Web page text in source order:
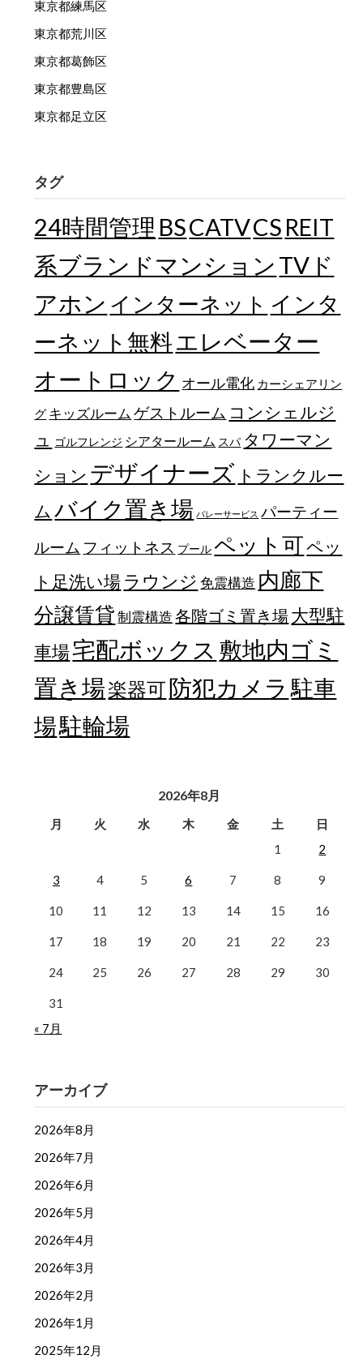
東京都練馬区
東京都荒川区
東京都葛飾区
東京都豊島区
東京都足立区
タグ
24時間管理 BSCATVCS REIT
系ブランドマンション TVド
アホン インターネット インタ
ーネット無料エレベーター
オートロック オール電化 カーシェアリン
グ キッズルーム ゲストルーム コンシェルジ
ュ
ゴルフレンジ シアタールーム スパ タワーマン
ション デザイナーズ トランクルー
ム バイク置き場 バレーサービス パーティー
ルーム フィットネス プール ペット可ペッ
ト足洗い場 ラウンジ 免震構造 内廊下
分譲賃貸 制震構造 各階ゴミ置き場大型駐
車場宅配ボックス 敷地内ゴミ
置き場楽器可防犯カメラ 駐車
場駐輪場
2026年8月
月 火 水 木 金 土
日
1
2
3 4 5 6 7 8 9
10 11 12 13 14 15 16
17 18 19 20 21 22 23
24 25 26 27 28 29 30
31
« 7月
アーカイブ
2026年8月
2026年7月
2026年6月
2026年5月
2026年4月
2026年3月
2026年2月
2026年1月
2025年12月